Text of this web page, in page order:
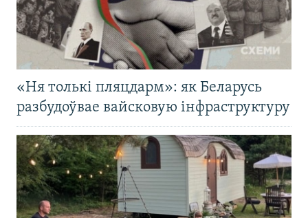
«Ня толькі пляцдарм»: як Беларусь
разбудоўвае вайсковую інфраструктуру